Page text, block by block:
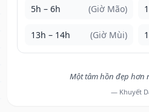
5h – 6h (Giờ Mão)
13h – 14h (Giờ Mùi)
Một tâm hồn đẹp hơn
— Khuyết